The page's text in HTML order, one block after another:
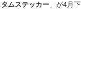
ムステッカー」が4月下